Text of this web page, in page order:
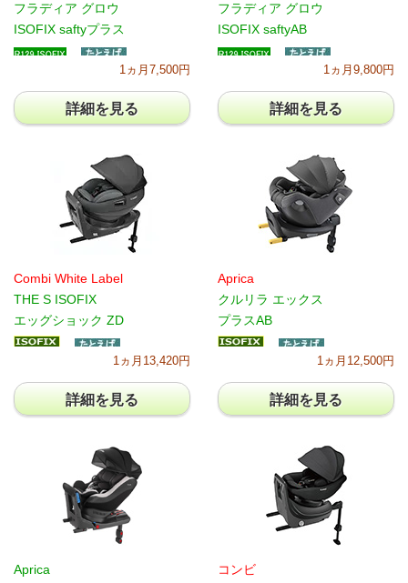
フラディア グロウ
ISOFIX saftyプラス
1ヵ月7,500円
詳細を見る
フラディア グロウ
ISOFIX saftyAB
1ヵ月9,800円
詳細を見る
Combi White Label
THE S ISOFIX
エッグショック ZD
1ヵ月13,420円
詳細を見る
Aprica
クルリラ エックス
プラスAB
1ヵ月12,500円
詳細を見る
Aprica コンビ